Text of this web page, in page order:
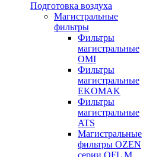
Подготовка воздуха
Магистральные
фильтры
Фильтры
магистральные
OMI
Фильтры
магистральные
EKOMAK
Фильтры
магистральные
ATS
Магистральные
фильтры OZEN
серии OFL M